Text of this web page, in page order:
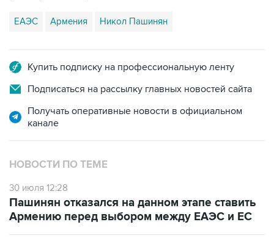
ЕАЭС Армения Никол Пашинян
Купить подписку на профессиональную ленту
Подписаться на рассылку главных новостей сайта
Получать оперативные новости в официальном
канале
НОВОСТИ ПО ТЕМЕ
30 июля 12:28
Пашинян отказался на данном этапе ставить
Армению перед выбором между ЕАЭС и ЕС